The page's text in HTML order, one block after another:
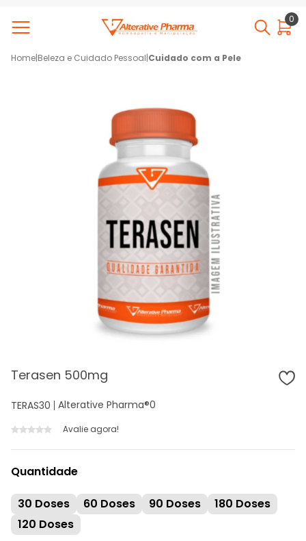
0
Home|Beleza e Cuidado Pessoal|Cuidado com a Pele
Terasen 500mg
TERAS30 Alterative Pharma®0
Avalie agora!
Quantidade
30 Doses 60 Doses 90 Doses
180 Doses
120 Doses